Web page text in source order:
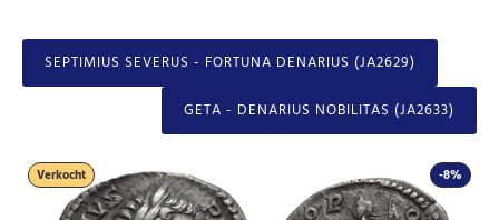
SEPTIMIUS SEVERUS - FORTUNA DENARIUS (JA2629)
GETA - DENARIUS NOBILITAS (JA2633)
-8%
Verkocht